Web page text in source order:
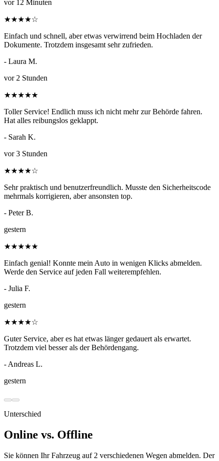
vor 12 Minuten
★★★★☆
Einfach und schnell, aber etwas verwirrend beim Hochladen der
Dokumente. Trotzdem insgesamt sehr zufrieden.
- Laura M.
vor 2 Stunden
★★★★★
Toller Service! Endlich muss ich nicht mehr zur Behörde fahren.
Hat alles reibungslos geklappt.
- Sarah K.
vor 3 Stunden
★★★★☆
Sehr praktisch und benutzerfreundlich. Musste den Sicherheitscode
mehrmals korrigieren, aber ansonsten top.
- Peter B.
gestern
★★★★★
Einfach genial! Konnte mein Auto in wenigen Klicks abmelden.
Werde den Service auf jeden Fall weiterempfehlen.
- Julia F.
gestern
★★★★☆
Guter Service, aber es hat etwas länger gedauert als erwartet.
Trotzdem viel besser als der Behördengang.
- Andreas L.
gestern
Unterschied
Online vs. Offline
Sie können Ihr Fahrzeug auf 2 verschiedenen Wegen abmelden. Der